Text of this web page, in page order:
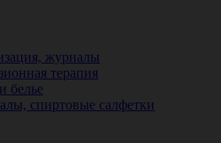
журналы
терапия
белье
спиртовые салфетки